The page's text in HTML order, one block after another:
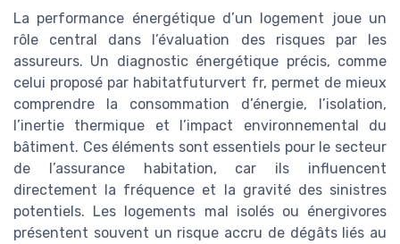
La performance énergétique d’un logement joue un
rôle central dans l’évaluation des risques par les
assureurs. Un diagnostic énergétique précis, comme
celui proposé par habitatfuturvert fr, permet de mieux
comprendre la consommation d’énergie, l’isolation,
l’inertie thermique et l’impact environnemental du
bâtiment. Ces éléments sont essentiels pour le secteur
de l’assurance habitation, car ils influencent
directement la fréquence et la gravité des sinistres
potentiels. Les logements mal isolés ou énergivores
présentent souvent un risque accru de dégâts liés au